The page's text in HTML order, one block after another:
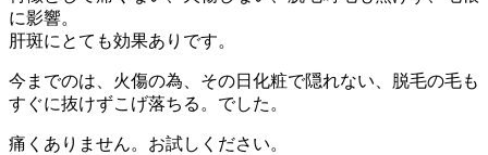
に影響。
肝斑にとても効果ありです。
今までのは、火傷の為、その日化粧で隠れない、脱毛の毛も
すぐに抜けずこげ落ちる。でした。
痛くありません。お試しください。